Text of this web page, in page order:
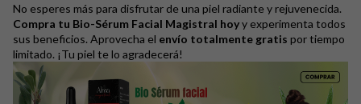
No esperes más para disfrutar de una piel radiante y rejuvenecida.
Compra tu Bio-Sérum Facial Magistral hoyy experimenta todos
sus beneficios. Aprovecha el envío totalmente gratis por tiempo
limitado. ¡Tu piel te lo agradecerá!